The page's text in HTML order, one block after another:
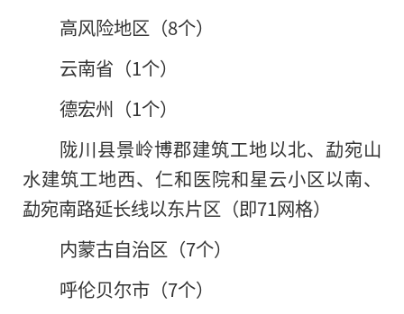
高风险地区（8个）
云南省（1个）
德宏州（1个）
陇川县景岭博郡建筑工地以北、勐宛山
水建筑工地西、仁和医院和星云小区以南、
勐宛南路延长线以东片区（即71网格）
内蒙古自治区（7个）
呼伦贝尔市（7个）